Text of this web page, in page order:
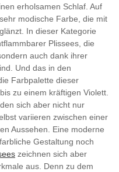
erholsamen Schlaf. Auf
modische Farbe, die mit
In dieser Kategorie
Plissees, die
auch dank ihrer
Und das in den
Farbpalette dieser
zu einem kräftigen Violett.
sich aber nicht nur
variieren zwischen einer
Aussehen. Eine moderne
Gestaltung noch
zeichnen sich aber
aus. Denn zu dem